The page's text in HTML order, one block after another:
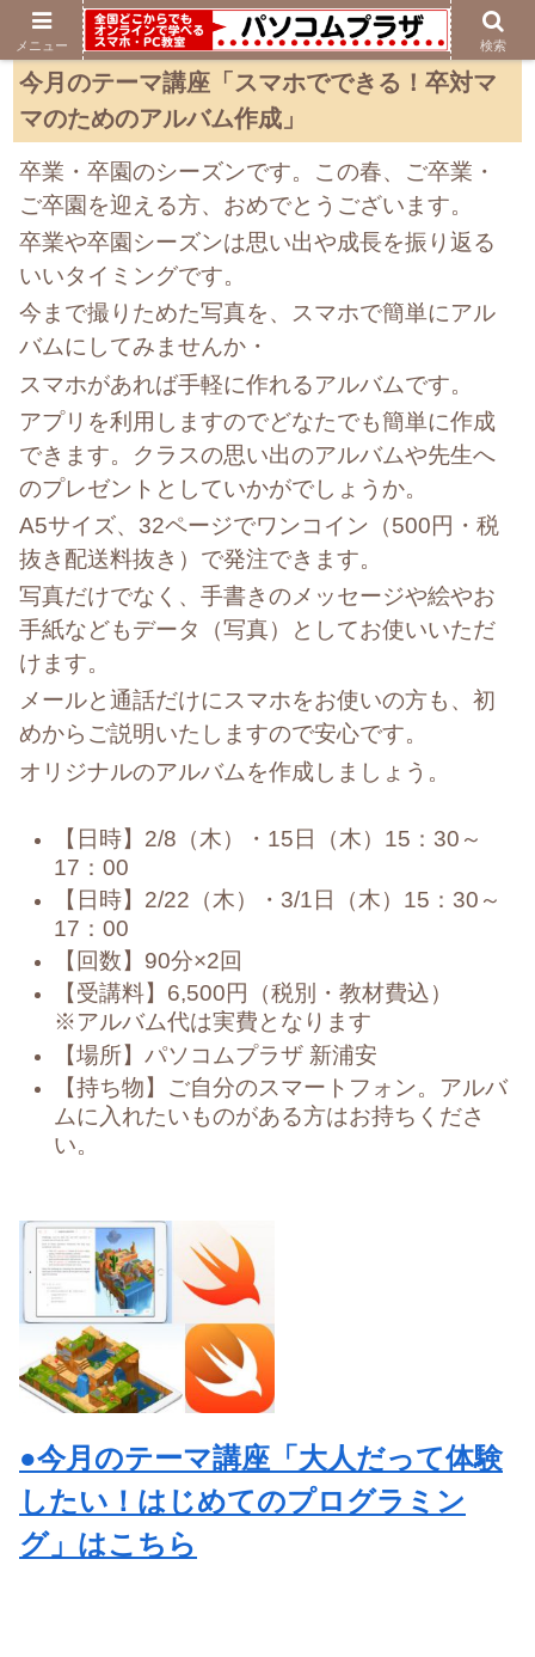
今月のテーマ講座「スマホでできる！卒対マ
マのためのアルバム作成」
卒業・卒園のシーズンです。 この春、ご卒業・
ご卒園を迎える方、おめでとうございます。
卒業や卒園シーズンは思い出や成長を振り返る
いいタイミングです。
今まで撮りためた写真を、スマホで簡単にアル
バムにしてみませんか・
スマホがあれば手軽に作れるアルバムです。
アプリを利用しますのでどなたでも簡単に作成
できます。クラスの思い出のアルバムや先生へ
のプレゼントとしていかがでしょうか。
A5サイズ、32ページでワンコイン（500円・税
抜き配送料抜き）で発注できます。
写真だけでなく、手書きのメッセージや絵やお
手紙などもデータ（写真）としてお使いいただ
けます。
メールと通話だけにスマホをお使いの方も、初
めからご説明いたしますので安心です。
オリジナルのアルバムを作成しましょう。
【日時】2/8（木）・15日（木）15：30～
17：00
【日時】2/22（木）・3/1日（木）15：30～
17：00
【回数】90分×2回
【受講料】6,500円（税別・教材費込）
※アルバム代は実費となります
【場所】パソコムプラザ 新浦安
【持ち物】ご自分のスマートフォン。アルバ
ムに入れたいものがある方はお持ちくださ
い。
●今月のテーマ講座「大人だって体験
したい！はじめてのプログラミン
グ」はこちら
メニュー 検索